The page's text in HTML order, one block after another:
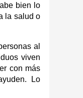
bien lo
la salud o
al
viven
con más
Lo